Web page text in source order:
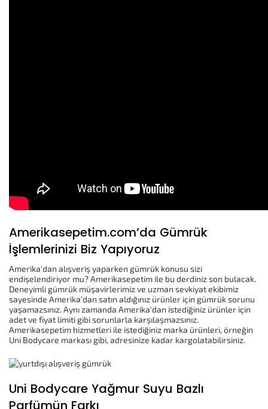
Amerikasepetim.com’da Gümrük
İşlemlerinizi Biz Yapıyoruz
Amerika'dan alışveriş yaparken gümrük konusu sizi
endişelendiriyor mu? Amerikasepetim ile bu derdiniz son bulacak.
Deneyimli gümrük müşavirlerimiz ve uzman sevkiyat ekibimiz
sayesinde Amerika'dan satın aldığınız ürünler için gümrük sorunu
yaşamazsınız. Aynı zamanda Amerika'dan istediğiniz ürünler için
adet ve fiyat limiti gibi sorunlarla karşılaşmazsınız.
Amerikasepetim hizmetleri ile istediğiniz marka ürünleri, örneğin
Uni Bodycare markası gibi, adresinize kadar kargolatabilirsiniz.
Uni Bodycare Yağmur Suyu Bazlı
Parfümün Farkı